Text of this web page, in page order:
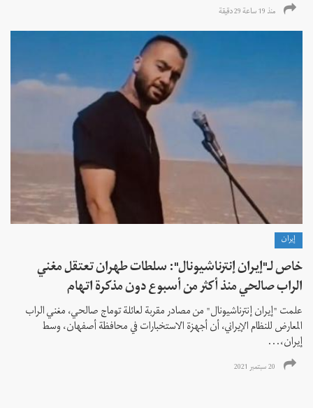
منذ 19 ساعة 29 دقیقة
إيران
خاص لـ"إيران إنترناشيونال": سلطات طهران تعتقل مغني
الراب صالحي منذ أكثر من أسبوع دون مذكرة اتهام
علمت "إيران إنترناشيونال" من مصادر مقربة لعائلة توماج صالحي، مغني الراب
المعارض للنظام الإيراني، أن أجهزة الاستخبارات في محافظة أصفهان، وسط
إيران،...
20 سبتمبر 2021